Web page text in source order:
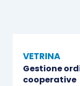
VETRINA
Gestione
cooperative